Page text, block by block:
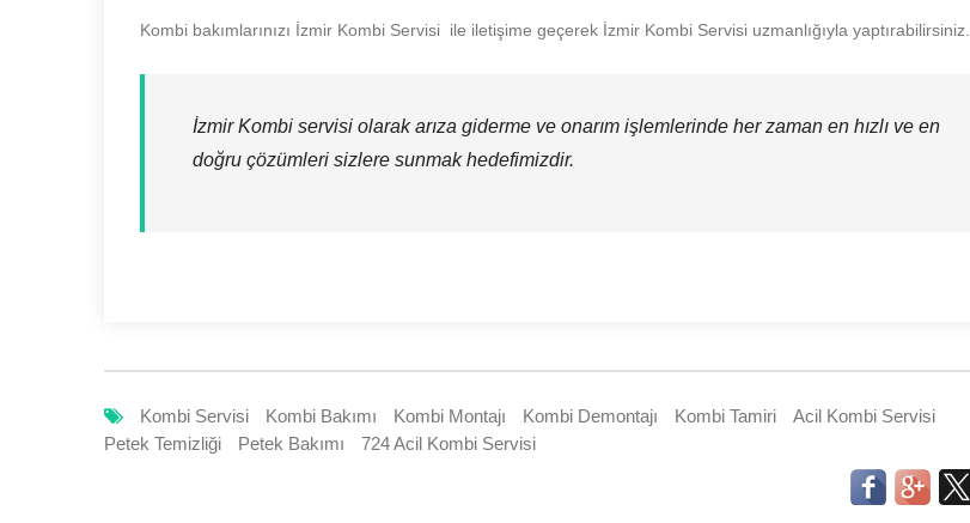
Kombi bakımlarınızı İzmir Kombi Servisi ile iletişime geçerek İzmir Kombi Servisi uzmanlığıyla yaptırabilirsiniz.
İzmir Kombi servisi olarak arıza giderme ve onarım işlemlerinde her zaman en hızlı ve en
doğru çözümleri sizlere sunmak hedefimizdir.
Kombi Servisi Kombi Bakımı Kombi Montajı Kombi Demontajı Kombi Tamiri
Acil Kombi Servisi
Petek Temizliği
Petek Bakımı 724 Acil Kombi Servisi